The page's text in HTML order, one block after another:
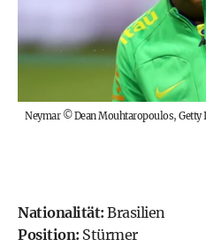
Neymar©Dean Mouhtaropoulos, Getty
Nationalität: Brasilien
Position: Stürmer